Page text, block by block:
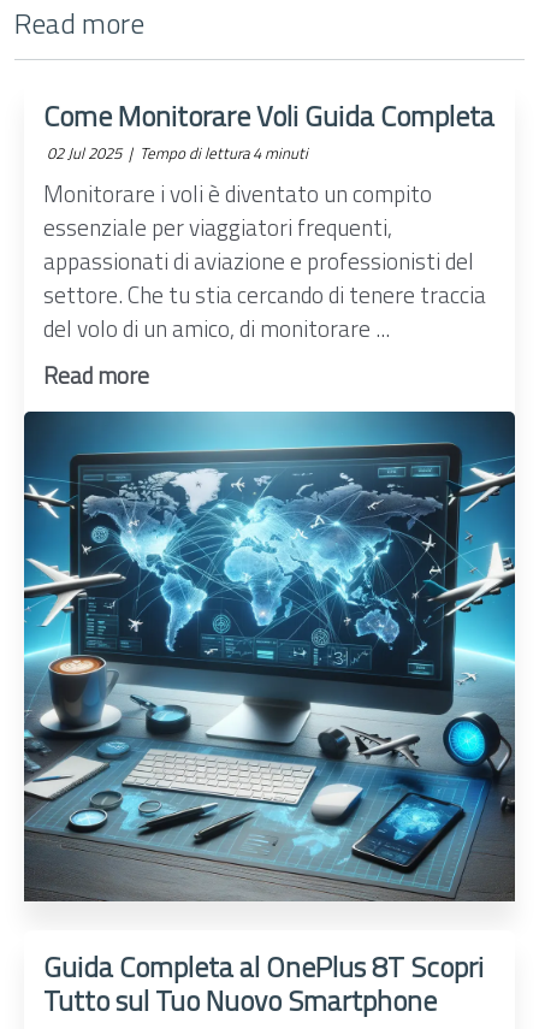
Read more
Come Monitorare Voli Guida Completa
02 Jul 2025 | Tempo di lettura 4 minuti
Monitorare i voli è diventato un compito
essenziale per viaggiatori frequenti,
appassionati di aviazione e professionisti del
settore. Che tu stia cercando di tenere traccia
del volo di un amico, di monitorare ...
Read more
Guida Completa al OnePlus 8T Scopri
Tutto sul Tuo Nuovo Smartphone